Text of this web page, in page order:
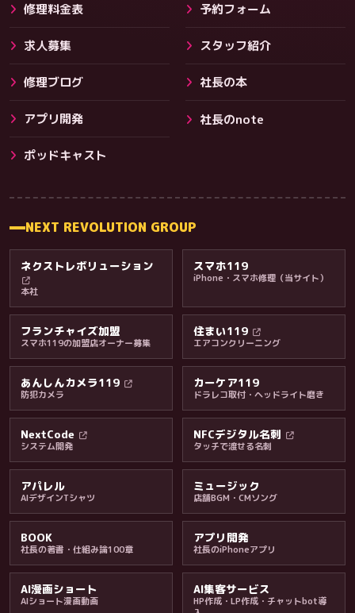
その他サービス
料金・保証・ご案内
修理料金表 予約フォーム
求人募集 スタッフ紹介
修理ブログ 社長の本
アプリ開発 社長のnote
ポッドキャスト
NEXT REVOLUTION GROUP
ネクストレボリューション
本社
スマホ119
iPhone・スマホ修理（当サイト）
フランチャイズ加盟
スマホ119の加盟店オーナー募集
住まい119
エアコンクリーニング
あんしんカメラ119
防犯カメラ
カーケア119
ドラレコ取付・ヘッドライト磨き
NextCode
システム開発
NFCデジタル名刺
タッチで渡せる名刺
アパレル
AIデザインTシャツ
ミュージック
店舗BGM・CMソング
BOOK
社長の著書・仕組み論100章
アプリ開発
社長のiPhoneアプリ
AI漫画ショート
AIショート漫画動画
AI集客サービス
HP作成・LP作成・チャットbot導